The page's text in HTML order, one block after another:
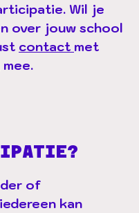
Wil je
over jouw school
contact met
of
kan